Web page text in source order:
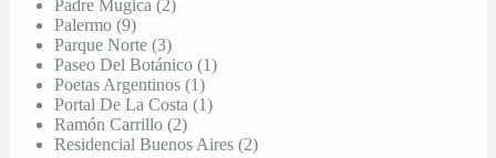
Padre Mugica (2)
Palermo (9)
Parque Norte (3)
Paseo Del Botánico (1)
Poetas Argentinos (1)
Portal De La Costa (1)
Ramón Carrillo (2)
Residencial Buenos Aires (2)